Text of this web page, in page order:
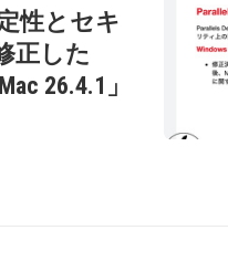
性とセキ
正した
26.4.1」